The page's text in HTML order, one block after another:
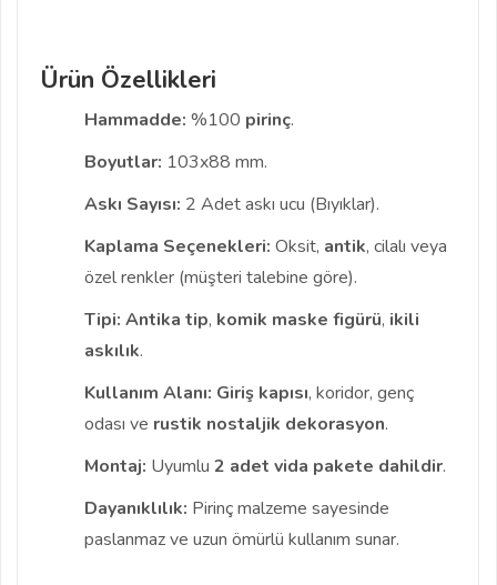
Ürün Özellikleri
Hammadde: %100 pirinç.
Boyutlar: 103x88 mm.
Askı Sayısı: 2 Adet askı ucu (Bıyıklar).
Kaplama Seçenekleri: Oksit, antik, cilalı veya
özel renkler (müşteri talebine göre).
Tipi: Antika tip, komik maske figürü, ikili
askılık.
Kullanım Alanı: Giriş kapısı, koridor, genç
odası ve rustik nostaljik dekorasyon.
Montaj: Uyumlu 2 adet vida pakete dahildir.
Dayanıklılık: Pirinç malzeme sayesinde
paslanmaz ve uzun ömürlü kullanım sunar.